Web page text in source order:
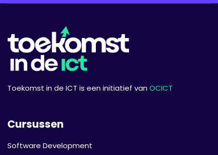
Toekomst in de ICT is een initiatief van OCICT
Cursussen
Software Development